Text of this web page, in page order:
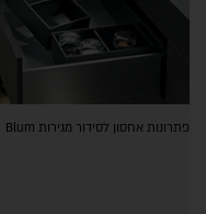
פתרונות אחסון לסידור מגירות Blum